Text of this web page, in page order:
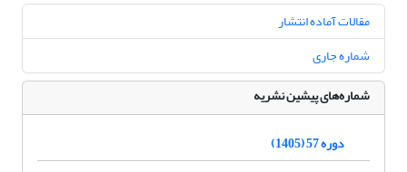
مقالات آماده انتشار
شماره جاری
شماره‌های پیشین نشریه
دوره 57 (1405)